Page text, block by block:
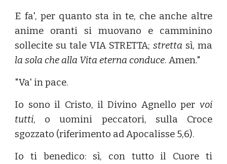
E fa', per quanto sta in te, che anche altre
anime oranti si muovano e camminino
sollecite su tale VIA STRETTA; stretta sì, ma
la sola che alla Vita eterna conduce. Amen."
"Va' in pace.
Io sono il Cristo, il Divino Agnello per voi
tutti, o uomini peccatori, sulla Croce
sgozzato (riferimento ad Apocalisse 5,6).
Io ti benedico: sì, con tutto il Cuore ti